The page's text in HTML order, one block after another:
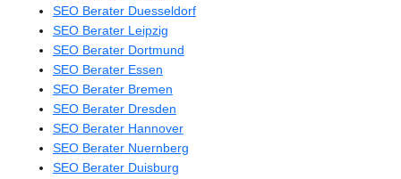
SEO Berater Duesseldorf
SEO Berater Leipzig
SEO Berater Dortmund
SEO Berater Essen
SEO Berater Bremen
SEO Berater Dresden
SEO Berater Hannover
SEO Berater Nuernberg
SEO Berater Duisburg